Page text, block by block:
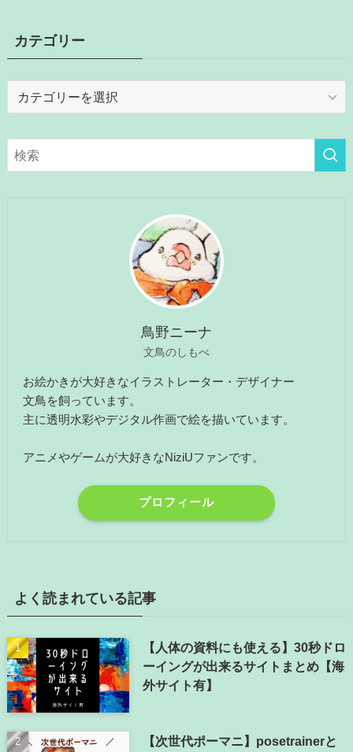
カテゴリー
リ
ー
鳥野ニーナ
文鳥のしもべ
お絵かきが大好きなイラストレーター・デザイナー
文鳥を飼っています。
主に透明水彩やデジタル作画で絵を描いています。
アニメやゲームが大好きなNiziUファンです。
プロフィール
よく読まれている記事
【人体の資料にも使える】30秒ドロ
ーイングが出来るサイトまとめ【海
外サイト有】
【次世代ポーマニ】posetrainerと